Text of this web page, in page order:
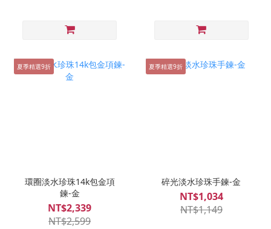
夏季精選9折
環圈淡水珍珠14k包金項
鍊-金
NT$2,339
NT$2,599
夏季精選9折
碎光淡水珍珠手鍊-金
NT$1,034
NT$1,149